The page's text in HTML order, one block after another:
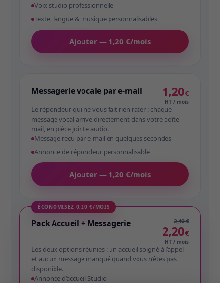
Voix studio professionnelle
Texte, langue & musique personnalisables
Ajouter — 1,20 €/mois
Messagerie vocale par e-mail 1,20€
HT / mois
Le répondeur qui ne vous fait rien rater : chaque
message vocal arrive directement dans votre boîte
mail, en pièce jointe audio.
Message reçu par e-mail en quelques secondes
Annonce de répondeur personnalisable
Ajouter — 1,20 €/mois
ÉCONOMISEZ 0,20 €/MOIS
Pack Accueil + Messagerie 2,40 €
2,20€
HT / mois
Les deux options réunies : un accueil soigné à l’appel
et aucun message manqué quand vous n’êtes pas
disponible.
Annonce d’accueil Studio